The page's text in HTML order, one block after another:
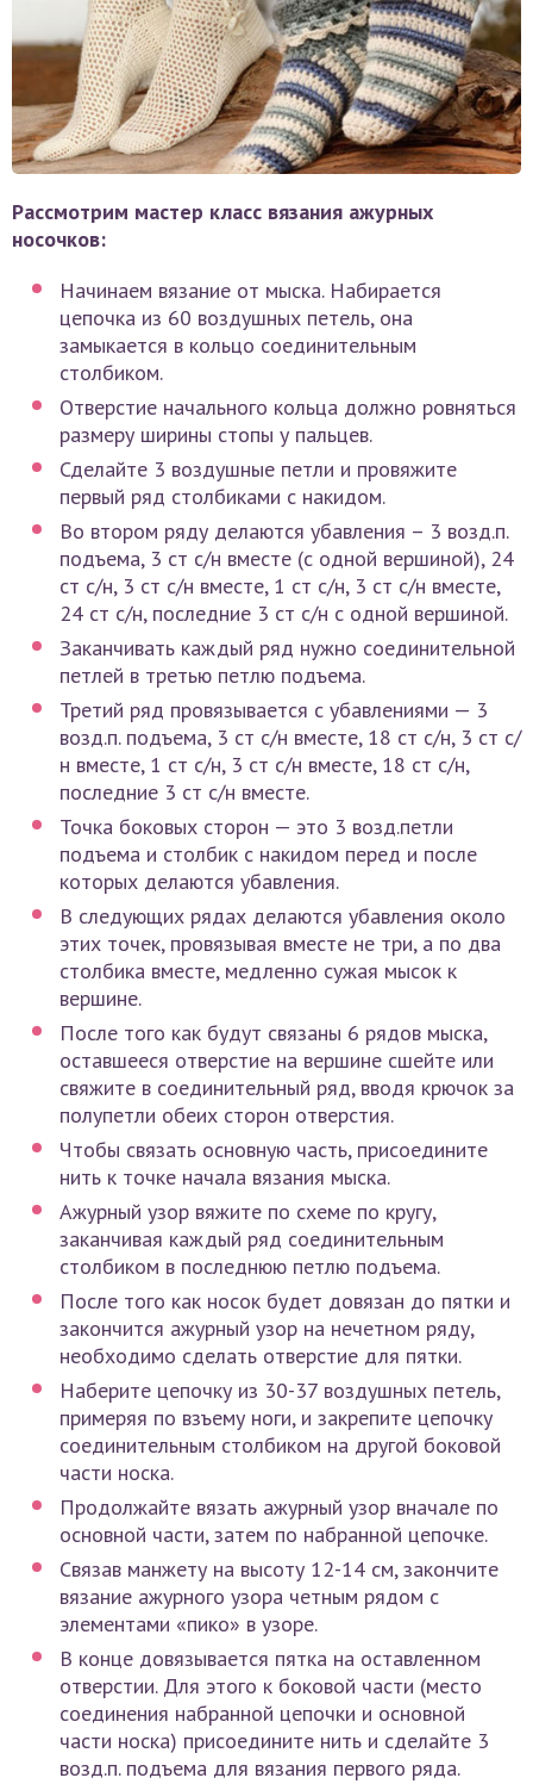
Рассмотрим мастер класс вязания ажурных
носочков:
Начинаем вязание от мыска. Набирается
цепочка из 60 воздушных петель, она
замыкается в кольцо соединительным
столбиком.
Отверстие начального кольца должно ровняться
размеру ширины стопы у пальцев.
Сделайте 3 воздушные петли и провяжите
первый ряд столбиками с накидом.
Во втором ряду делаются убавления – 3 возд.п.
подъема, 3 ст с/н вместе (с одной вершиной), 24
ст с/н, 3 ст с/н вместе, 1 ст с/н, 3 ст с/н вместе,
24 ст с/н, последние 3 ст с/н с одной вершиной.
Заканчивать каждый ряд нужно соединительной
петлей в третью петлю подъема.
Третий ряд провязывается с убавлениями — 3
возд.п. подъема, 3 ст с/н вместе, 18 ст с/н, 3 ст с/
н вместе, 1 ст с/н, 3 ст с/н вместе, 18 ст с/н,
последние 3 ст с/н вместе.
Точка боковых сторон — это 3 возд.петли
подъема и столбик с накидом перед и после
которых делаются убавления.
В следующих рядах делаются убавления около
этих точек, провязывая вместе не три, а по два
столбика вместе, медленно сужая мысок к
вершине.
После того как будут связаны 6 рядов мыска,
оставшееся отверстие на вершине сшейте или
свяжите в соединительный ряд, вводя крючок за
полупетли обеих сторон отверстия.
Чтобы связать основную часть, присоедините
нить к точке начала вязания мыска.
Ажурный узор вяжите по схеме по кругу,
заканчивая каждый ряд соединительным
столбиком в последнюю петлю подъема.
После того как носок будет довязан до пятки и
закончится ажурный узор на нечетном ряду,
необходимо сделать отверстие для пятки.
Наберите цепочку из 30-37 воздушных петель,
примеряя по взъему ноги, и закрепите цепочку
соединительным столбиком на другой боковой
части носка.
Продолжайте вязать ажурный узор вначале по
основной части, затем по набранной цепочке.
Связав манжету на высоту 12-14 см, закончите
вязание ажурного узора четным рядом с
элементами «пико» в узоре.
В конце довязывается пятка на оставленном
отверстии. Для этого к боковой части (место
соединения набранной цепочки и основной
части носка) присоедините нить и сделайте 3
возд.п. подъема для вязания первого ряда.